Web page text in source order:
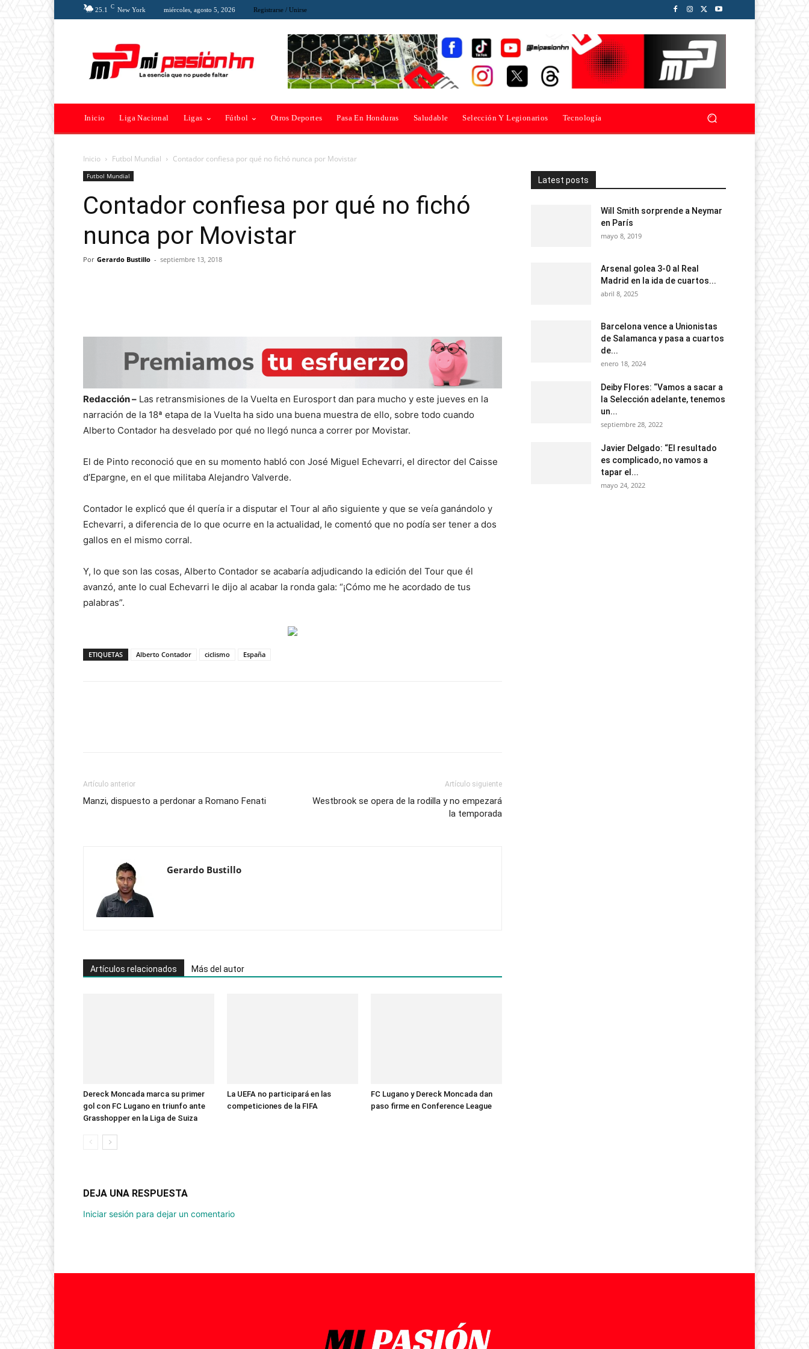
25.1 C New York miércoles, agosto 5, 2026 Registrarse / Unirse
Inicio Liga Nacional Ligas Fútbol Otros Deportes Pasa En Honduras Saludable Selección Y Legionarios Tecnología
Inicio Futbol Mundial Contador confiesa por qué no fichó nunca por Movistar
Futbol Mundial
Contador confiesa por qué no fichó
nunca por Movistar
Por Gerardo Bustillo - septiembre 13, 2018
Redacción – Las retransmisiones de la Vuelta en Eurosport dan para mucho y este jueves en la
narración de la 18ª etapa de la Vuelta ha sido una buena muestra de ello, sobre todo cuando
Alberto Contador ha desvelado por qué no llegó nunca a correr por Movistar.
El de Pinto reconoció que en su momento habló con José Miguel Echevarri, el director del Caisse
d’Epargne, en el que militaba Alejandro Valverde.
Contador le explicó que él quería ir a disputar el Tour al año siguiente y que se veía ganándolo y
Echevarri, a diferencia de lo que ocurre en la actualidad, le comentó que no podía ser tener a dos
gallos en el mismo corral.
Y, lo que son las cosas, Alberto Contador se acabaría adjudicando la edición del Tour que él
avanzó, ante lo cual Echevarri le dijo al acabar la ronda gala: “¡Cómo me he acordado de tus
palabras”.
ETIQUETAS Alberto Contador ciclismo España
Artículo anterior
Manzi, dispuesto a perdonar a Romano Fenati
Artículo siguiente
Westbrook se opera de la rodilla y no empezará
la temporada
Gerardo Bustillo
Artículos relacionados Más del autor
Dereck Moncada marca su primer
gol con FC Lugano en triunfo ante
Grasshopper en la Liga de Suiza
La UEFA no participará en las
competiciones de la FIFA
FC Lugano y Dereck Moncada dan
paso firme en Conference League
DEJA UNA RESPUESTA
Iniciar sesión para dejar un comentario
Latest posts
Will Smith sorprende a Neymar
en París
mayo 8, 2019
Arsenal golea 3-0 al Real
Madrid en la ida de cuartos...
abril 8, 2025
Barcelona vence a Unionistas
de Salamanca y pasa a cuartos
de...
enero 18, 2024
Deiby Flores: “Vamos a sacar a
la Selección adelante, tenemos
un...
septiembre 28, 2022
Javier Delgado: “El resultado
es complicado, no vamos a
tapar el...
mayo 24, 2022